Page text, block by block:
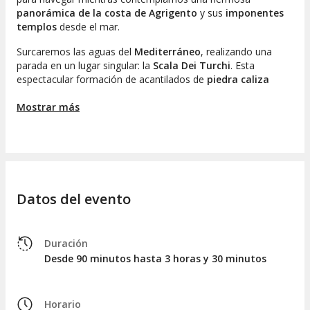
panorámica de la costa de Agrigento y sus imponentes
templos desde el mar.
Surcaremos las aguas del Mediterráneo, realizando una
parada en un lugar singular: la Scala Dei Turchi. Esta
espectacular formación de acantilados de piedra caliza
azul del mar.
Agrigentoy dejándote llevar por la serenidad del entorno.
Leone, dando fin a esta aventura marítima después de una
hora y media de navegación.
¿Buscas una experiencia más extensa? Te sugerimos optar
Mostrar más
Datos del evento
Duración
Desde 90 minutos hasta 3 horas y 30 minutos
Horario